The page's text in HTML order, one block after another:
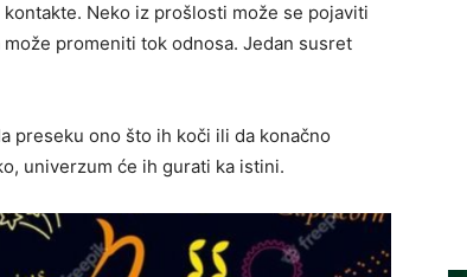
Neko iz prošlosti može se pojaviti
promeniti tok odnosa. Jedan susret
preseku ono što ih koči ili da konačno
univerzum će ih gurati ka istini.